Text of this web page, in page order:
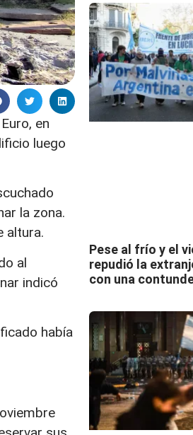
en
luego
la zona.
altura.
al
indicó
había
Pese al frío y el
repudió la
con una